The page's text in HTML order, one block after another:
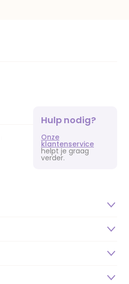
Hulp nodig?
Onze
klantenservice
helpt je graag
verder.